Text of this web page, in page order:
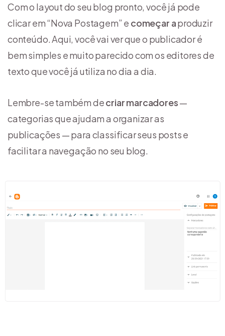
Com o layout do seu blog pronto, você já pode
clicar em “Nova Postagem” e começar aproduzir
conteúdo. Aqui, você vai ver que o publicador é
bem simples e muito parecido com os editores de
texto que você já utiliza no dia a dia.
Lembre-se também decriar marcadores—
categorias que ajudam a organizar as
publicações — para classificar seus posts e
facilitar a navegação no seu blog.